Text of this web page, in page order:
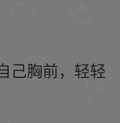
己胸前，轻轻